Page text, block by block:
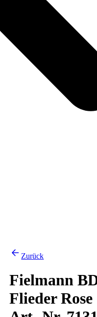
Zurück
Fielmann
Flieder Rose